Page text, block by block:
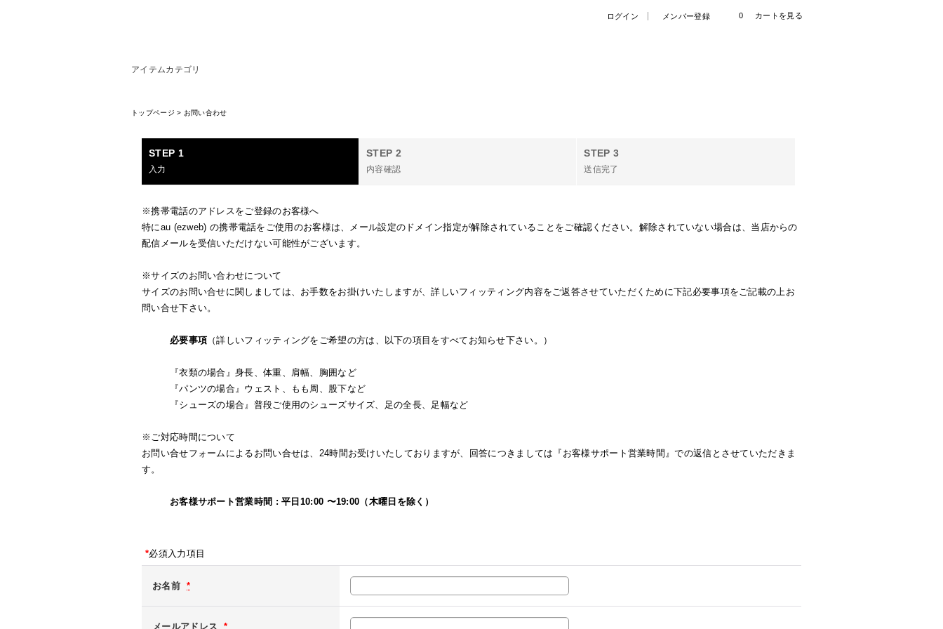
0 カートを見る
ログイン メンバー登録
アイテムカテゴリ
トップページ > お問い合わせ
STEP 1
入力
STEP 2
内容確認
STEP 3
送信完了
※携帯電話のアドレスをご登録のお客様へ
特にau (ezweb) の携帯電話をご使用のお客様は、メール設定のドメイン指定が解除されていることをご確認ください。解除されていない場合は、当店からの
配信メールを受信いただけない可能性がございます。
※サイズのお問い合わせについて
サイズのお問い合せに関しましては、お手数をお掛けいたしますが、詳しいフィッティング内容をご返答させていただくために下記必要事項をご記載の上お
問い合せ下さい。
必要事項 （詳しいフィッティングをご希望の方は、以下の項目をすべてお知らせ下さい。）
『衣類の場合』身長、体重、肩幅、胸囲など
『パンツの場合』ウェスト、もも周、股下など
『シューズの場合』普段ご使用のシューズサイズ、足の全長、足幅など
※ご対応時間について
お問い合せフォームによるお問い合せは、24時間お受けいたしておりますが、回答につきましては『お客様サポート営業時間』での返信とさせていただきま
す。
お客様サポート営業時間 : 平日10:00 〜19:00（木曜日を除く）
*必須入力項目
お名前 *
メールアドレス *